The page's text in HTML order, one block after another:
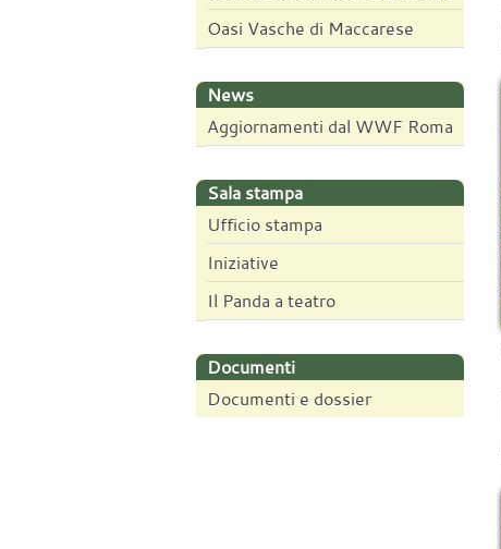
Oasi Vasche di Maccarese
News
Aggiornamenti dal WWF Roma
Sala stampa
Ufficio stampa
Iniziative
Il Panda a teatro
Documenti
Documenti e dossier